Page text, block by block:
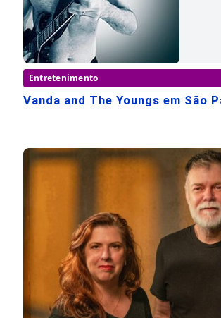
Entretenimento
Vanda and The Youngs em São